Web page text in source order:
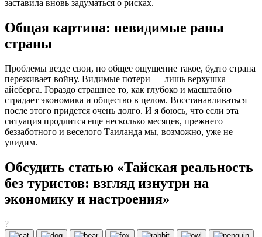
заставила вновь задуматься о рисках.
Общая картина: невидимые раны
страны
Проблемы везде свои, но общее ощущение такое, будто страна
переживает войну. Видимые потери — лишь верхушка
айсберга. Гораздо страшнее то, как глубоко и масштабно
страдает экономика и общество в целом. Восстанавливаться
после этого придется очень долго. И я боюсь, что если эта
ситуация продлится еще несколько месяцев, прежнего
беззаботного и веселого Таиланда мы, возможно, уже не
увидим.
Обсудить статью «Тайская реальность
без туристов: взгляд изнутри на
экономику и настроения»
?